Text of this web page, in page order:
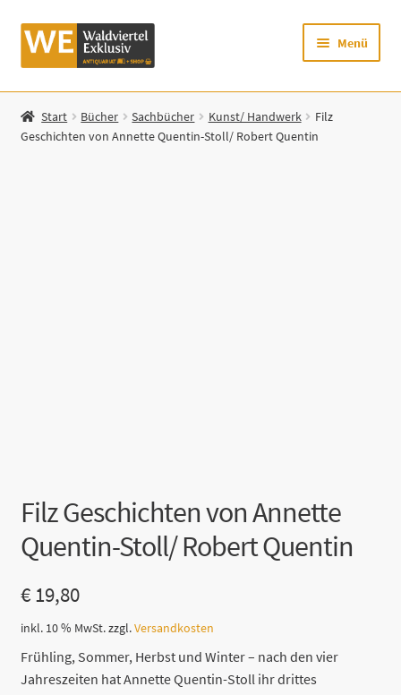
Zur
Navigation
Zum
Inhalt
Menü
Startseite
Shop
Start Bücher Sachbücher Kunst/ Handwerk
Filz
Geschichten von Annette Quentin-Stoll/ Robert Quentin
Filz Geschichten von Annette
Quentin-Stoll/ Robert Quentin
€19,80
inkl. 10 % MwSt.zzgl.Versandkosten
Frühling, Sommer, Herbst und Winter – nach den vier
Jahreszeiten hat Annette Quentin-Stoll ihr drittes